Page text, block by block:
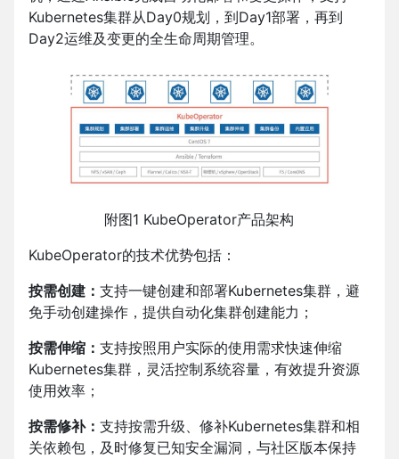
Kubernetes集群从Day0规划，到Day1部署，再到
Day2运维及变更的全生命周期管理。
附图1 KubeOperator产品架构
KubeOperator的技术优势包括：
按需创建： 支持一键创建和部署Kubernetes集群，避
免手动创建操作，提供自动化集群创建能力；
按需伸缩： 支持按照用户实际的使用需求快速伸缩
Kubernetes集群，灵活控制系统容量，有效提升资源
使用效率；
按需修补： 支持按需升级、修补Kubernetes集群和相
关依赖包，及时修复已知安全漏洞，与社区版本保持